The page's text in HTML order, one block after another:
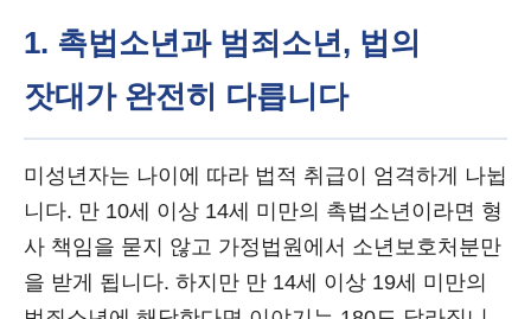
1. 촉법소년과 범죄소년, 법의
잣대가 완전히 다릅니다
미성년자는 나이에 따라 법적 취급이 엄격하게 나뉩
니다. 만 10세 이상 14세 미만의 촉법소년이라면 형
사 책임을 묻지 않고 가정법원에서 소년보호처분만
을 받게 됩니다. 하지만 만 14세 이상 19세 미만의